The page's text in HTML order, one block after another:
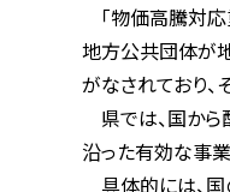
「物価高騰対応重点
地方公共団体が地域
がなされており、そ
県では、国から配分
沿った有効な事業に
具体的には、国の今